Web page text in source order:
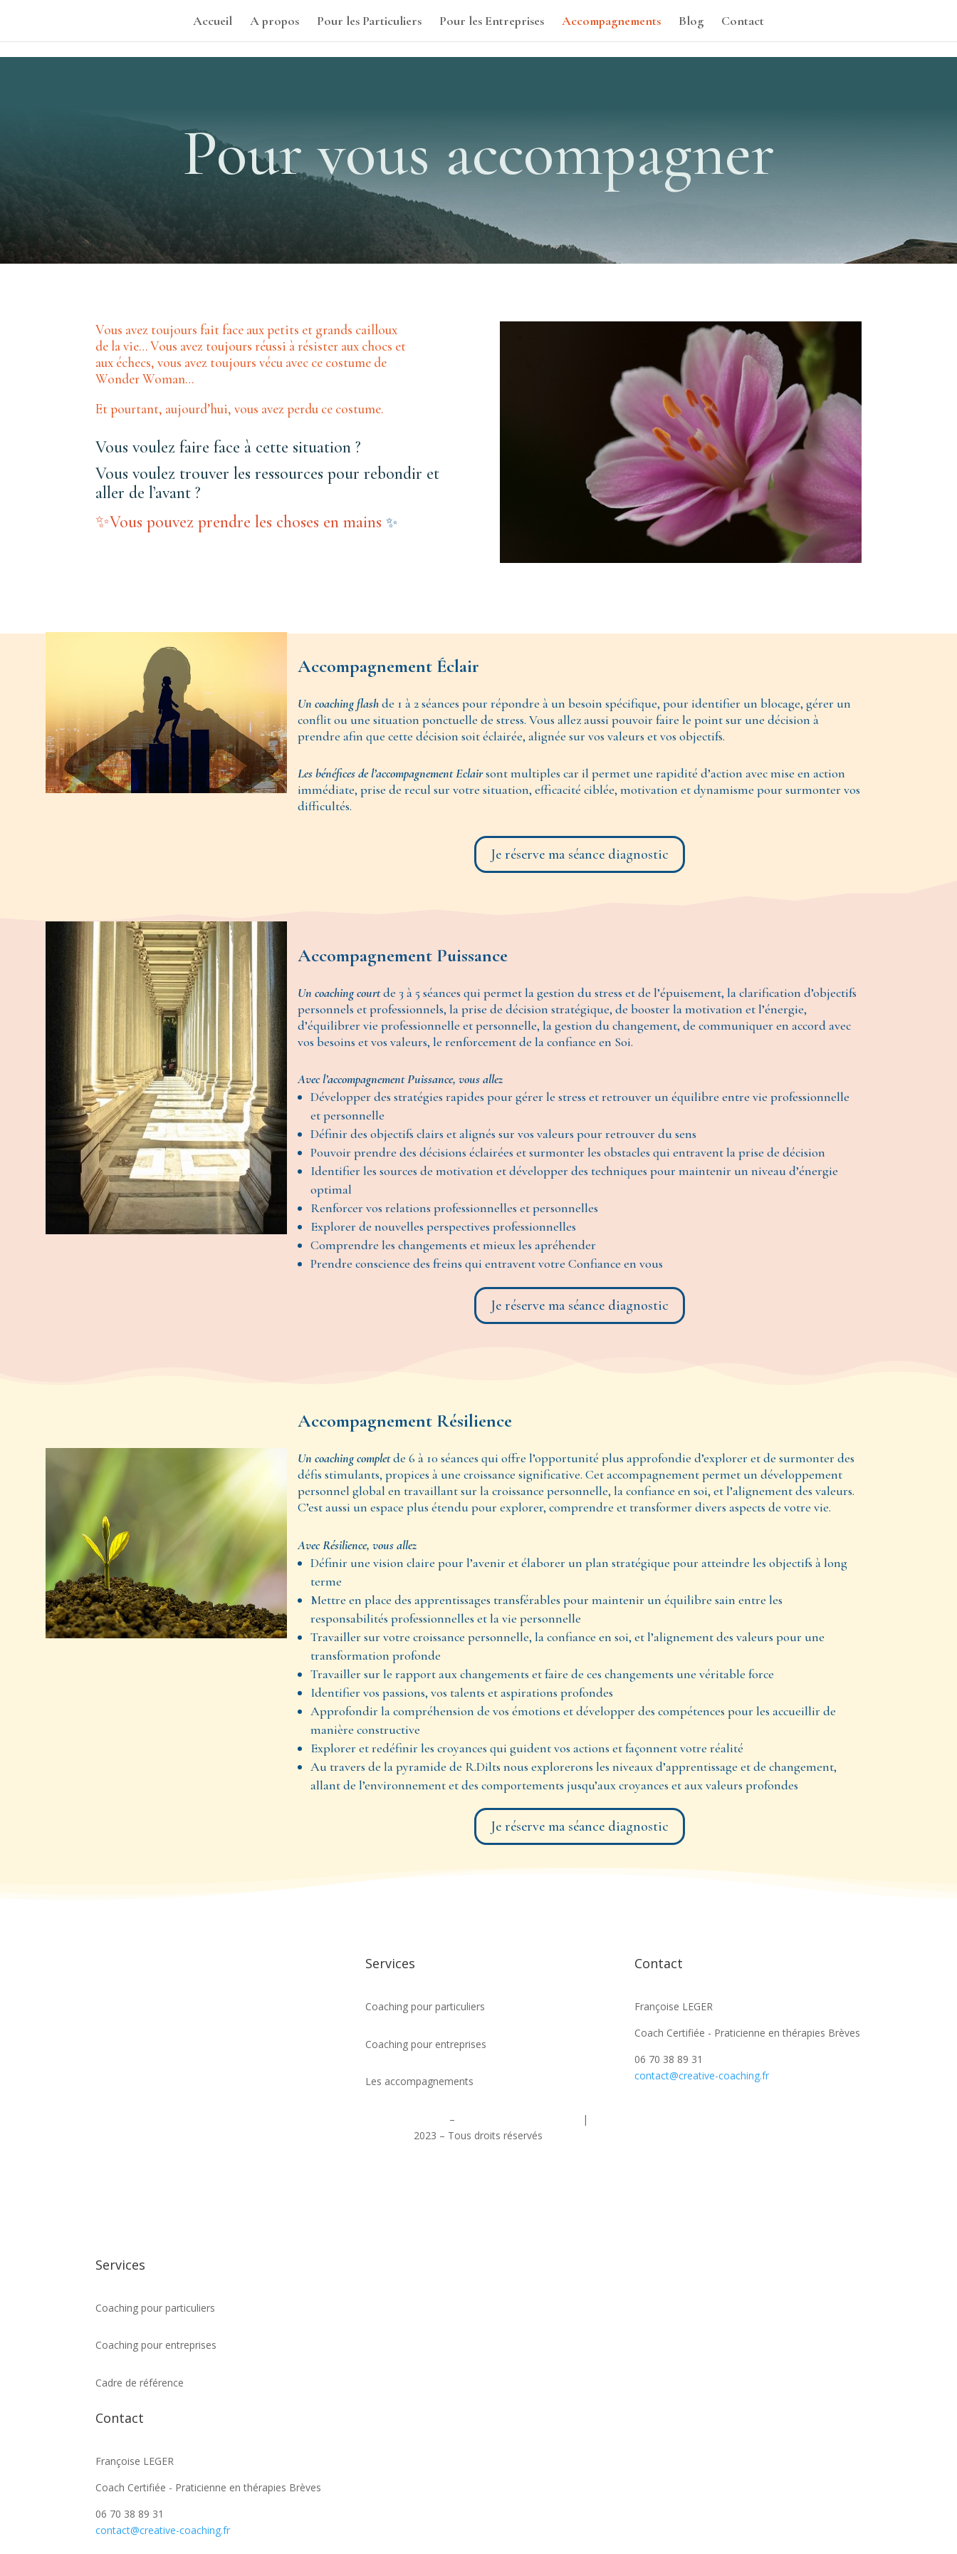
Accueil A propos Pour les Particuliers Pour les Entreprises Accompagnements Blog Contact
Pour vous accompagner
Vous avez toujours fait face aux petits et grands cailloux
de la vie… Vous avez toujours réussi à résister aux chocs et
aux échecs, vous avez toujours vécu avec ce costume de
Wonder Woman…
Et pourtant, aujourd’hui, vous avez perdu ce costume.
Vous voulez faire face à cette situation ?
Vous voulez trouver les ressources pour rebondir et
aller de l’avant ?
✨Vous pouvez prendre les choses en mains✨
Accompagnement Éclair
Un coaching flashde 1 à 2 séances pour répondre à un besoin spécifique, pour identifier un blocage, gérer un
conflit ou une situation ponctuelle de stress. Vous allez aussi pouvoir faire le point sur une décision à
prendre afin que cette décision soitéclairée, alignée sur vos valeurs et vos objectifs.
Les bénéfices de l’accompagnement Eclairsont multiples car il permet une rapidité d’action avec mise en action
immédiate, prise de recul sur votre situation, efficacité ciblée, motivation et dynamisme pour surmonter vos
difficultés.
Je réserve ma séance diagnostic
Accompagnement Puissance
Un coaching courtde 3 à 5 séances qui permet la gestion du stress et de l’épuisement, la clarification d’objectifs
personnels et professionnels, la prise de décision stratégique, de booster la motivation et l’énergie,
d’équilibrer vie professionnelle et personnelle, la gestion du changement, de communiquer en accord avec
vos besoins et vos valeurs, le renforcement de la confiance en Soi.
Avec l’accompagnement Puissance, vous allez ​​
Développer des stratégies rapides pour gérer le stress et retrouver un équilibre entre vie professionnelle
et personnelle
Définir des objectifs clairs et alignés sur vos valeurs pour retrouver du sens
Pouvoir prendre des décisions éclairées et surmonter les obstacles qui entravent la prise de décision
Identifier les sources de motivation et développer des techniques pour maintenir un niveau d’énergie
optimal
Renforcer vos relations professionnelles et personnelles
Explorer de nouvelles perspectives professionnelles
Comprendre les changements et mieux les apréhender
Prendre conscience des freins qui entravent votre Confiance en vous
Je réserve ma séance diagnostic
Accompagnement Résilience
Un coaching completde 6 à 10 séances qui offre l’opportunité plus approfondie d’explorer et de surmonter des
défis stimulants, propices à une croissance significative. Cet accompagnement permet un développement
personnel global en travaillant sur la croissance personnelle, la confiance en soi, et l’alignement des valeurs.
C’est aussi un espace plus étendu pour explorer, comprendre et transformer divers aspects de votre vie.
Avec Résilience, vous allez ​​
Définir une vision claire pour l’avenir et élaborer un plan stratégique pour atteindre les objectifs à long
terme
Mettre en place des apprentissages transférables pour maintenir un équilibre sain entre les
responsabilités professionnelles et la vie personnelle
Travailler sur votre croissance personnelle, la confiance en soi, et l’alignement des valeurs pour une
transformation profonde
Travailler sur le rapport aux changements et faire de ces changements une véritable force
Identifier vos passions, vos talents et aspirations profondes
Approfondir la compréhension de vos émotions et développer des compétences pour les accueillir de
manière constructive
Explorer et redéfinir les croyances qui guident vos actions et façonnent votre réalité
Au travers de la pyramide de R.Dilts nous explorerons les niveaux d’apprentissage et de changement,
allant de l’environnement et des comportements jusqu’aux croyances et aux valeurs profondes
Je réserve ma séance diagnostic
Services
Coaching pour particuliers
Coaching pour entreprises
Les accompagnements
–
|
2023 – Tous droits réservés
Contact
Françoise LEGER
Coach Certifiée - Praticienne en thérapies Brèves
06 70 38 89 31
contact@creative-coaching.fr
Services
Coaching pour particuliers
Coaching pour entreprises
Cadre de référence
Contact
Françoise LEGER
Coach Certifiée - Praticienne en thérapies Brèves
06 70 38 89 31
contact@creative-coaching.fr